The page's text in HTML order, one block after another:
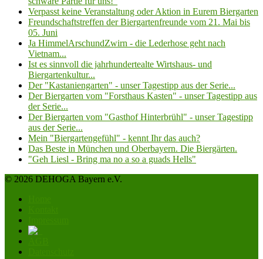
Verpasst keine Veranstaltung oder Aktion in Eurem Biergarten
Freundschaftstreffen der Biergartenfreunde vom 21. Mai bis
05. Juni
Ja HimmelArschundZwirn - die Lederhose geht nach
Vietnam...
Ist es sinnvoll die jahrhundertealte Wirtshaus- und
Biergartenkultur...
Der "Kastaniengarten" - unser Tagestipp aus der Serie...
Der Biergarten vom "Forsthaus Kasten" - unser Tagestipp aus
der Serie...
Der Biergarten vom "Gasthof Hinterbrühl" - unser Tagestipp
aus der Serie...
Mein "Biergartengefühl" - kennt Ihr das auch?
Das Beste in München und Oberbayern. Die Biergärten.
"Geh Liesl - Bring ma no a so a guads Hells"
© 2026 DEHOGA Bayern e.V.